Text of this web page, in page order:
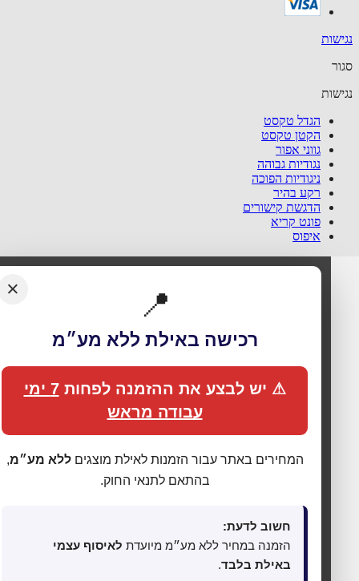
🍪 אנחנו משתמשים בעוגיות כדי לשפר את החוויה
הגדל טקסט
הקטן טקסט
גווני אפור
נגודיות גבוהה
ניגודיות הפוכה
רקע בהיר
הדגשת קישורים
פונט קריא
איפוס
📍
רכישה באילת ללא מע״מ
⚠ יש לבצע את ההזמנה לפחות 7 ימי
עבודה מראש
המחירים באתר עבור הזמנות לאילת מוצגיםללא מע״מ,
בהתאם לתנאי החוק.
חשוב לדעת:
הזמנה במחיר ללא מע״מ מיועדתלאיסוף עצמי
באילת בלבד.